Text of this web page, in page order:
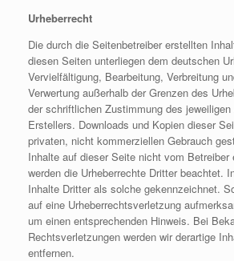
Urheberrecht
Die durch die Seitenbetreiber erstellten
diesen Seiten unterliegen dem deutschen
Vervielfältigung, Bearbeitung, Verbreitung
Verwertung außerhalb der Grenzen des
der schriftlichen Zustimmung des jeweiligen
Erstellers. Downloads und Kopien dieser
privaten, nicht kommerziellen Gebrauch
Inhalte auf dieser Seite nicht vom Betreiber
werden die Urheberrechte Dritter beachtet.
Inhalte Dritter als solche gekennzeichnet.
auf eine Urheberrechtsverletzung
um einen entsprechenden Hinweis. Bei
Rechtsverletzungen werden wir derartige
entfernen.